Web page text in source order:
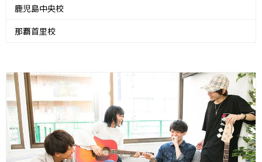
鹿児島中央校
那覇首里校